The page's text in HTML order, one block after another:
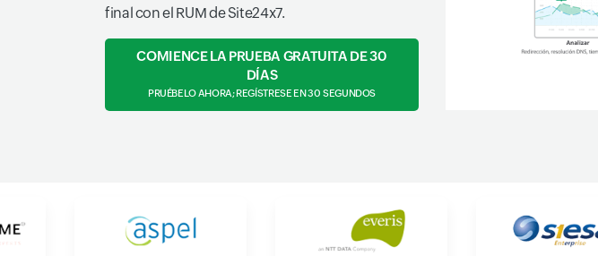
final con el RUM de Site24x7.
COMIENCE LA PRUEBA GRATUITA DE 30
DÍAS
PRUÉBELO AHORA; REGÍSTRESE EN 30 SEGUNDOS